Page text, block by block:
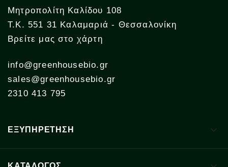
Μητροπολίτη Καλίδου 108
Τ.Κ. 551 31 Καλαμαριά - Θεσσαλονίκη
Βρείτε μας στο χάρτη
info@greenhousebio.gr
sales@greenhousebio.gr
2310 413 795
ΕΞΥΠΗΡΕΤΗΣΗ 